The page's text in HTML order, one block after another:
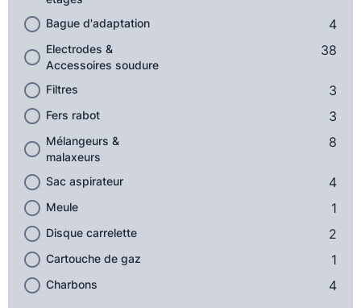
Bague d'adaptation 4
Electrodes &
Accessoires soudure
38
Filtres 3
Fers rabot 3
Mélangeurs &
malaxeurs
8
Sac aspirateur 4
Meule 1
Disque carrelette 2
Cartouche de gaz 1
Charbons 4